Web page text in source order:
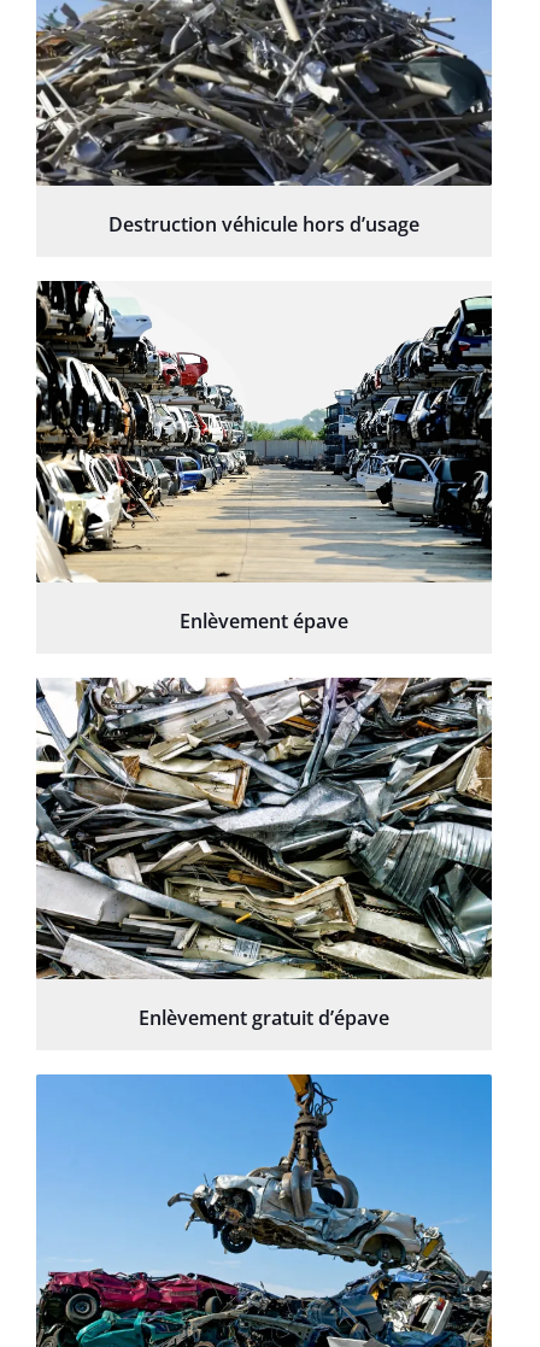
Destruction véhicule hors d’usage
Enlèvement épave
Enlèvement gratuit d’épave